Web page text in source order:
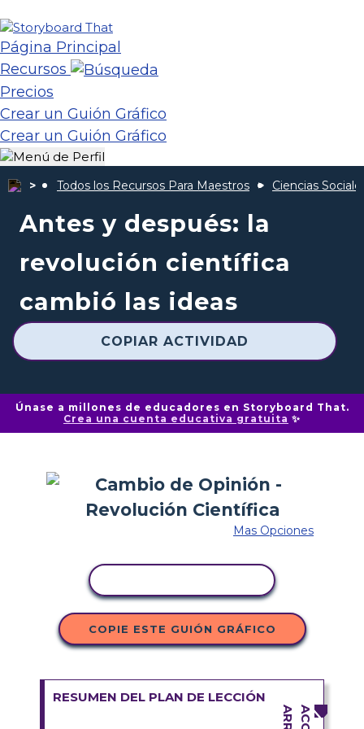
Página Principal
Recursos
Precios
Crear un Guión Gráfico
Crear un Guión Gráfico
Todos los Recursos Para Maestros Ciencias
Antes y después: la
revolución científica
cambió las ideas
COPIAR ACTIVIDAD
Únase a millones de educadores en Storyboard That.
Crea una cuenta educativa gratuita ✨
Mas Opciones
COPIE ESTE GUIÓN GRÁFICO
RESUMEN DEL PLAN DE LECCIÓN